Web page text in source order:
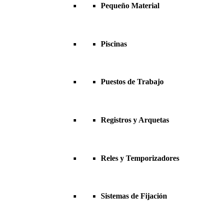
Pequeño Material
Piscinas
Puestos de Trabajo
Registros y Arquetas
Reles y Temporizadores
Sistemas de Fijación